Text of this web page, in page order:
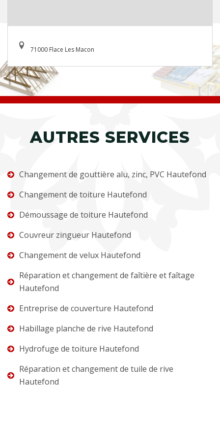
71000 Flace Les Macon
AUTRES SERVICES
Changement de gouttière alu, zinc, PVC Hautefond
Changement de toiture Hautefond
Démoussage de toiture Hautefond
Couvreur zingueur Hautefond
Changement de velux Hautefond
Réparation et changement de faîtière et faîtage
Hautefond
Entreprise de couverture Hautefond
Habillage planche de rive Hautefond
Hydrofuge de toiture Hautefond
Réparation et changement de tuile de rive
Hautefond